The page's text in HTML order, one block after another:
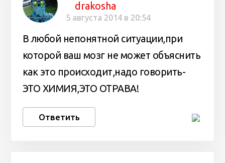
drakosha
5 августа 2014 в 20:54
В любой непонятной ситуации,при
которой ваш мозг не может объяснить
как это происходит,надо говорить-
ЭТО ХИМИЯ,ЭТО ОТРАВА!
Ответить